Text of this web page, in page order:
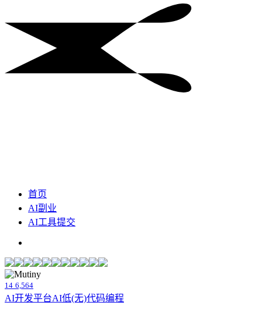
首页
AI副业
AI工具提交
14 6,564
AI开发平台AI低(无)代码编程